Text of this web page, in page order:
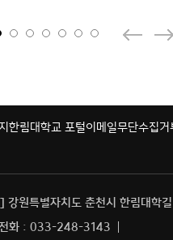
한림대학교 포털이메일무단수집거
원특별자치도 춘천시 한림대학
화 : 033-248-3143